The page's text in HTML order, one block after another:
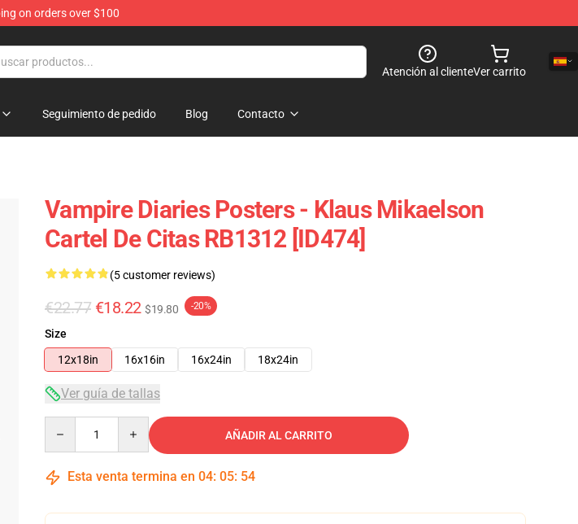
on orders over $100
Atención al clienteVer carrito
Seguimiento de pedido Blog Contacto
Vampire Diaries Posters - Klaus Mikaelson
Cartel De Citas RB1312 [ID474]
(5 customer reviews)
€22.77 €18.22 $19.80 -20%
Size
12x18in
16x16in 16x24in 18x24in
Ver guía de tallas
AÑADIR AL CARRITO
Esta venta termina en 04: 05: 53